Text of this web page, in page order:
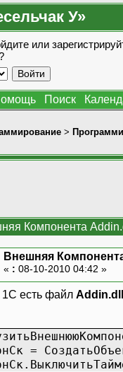
У»
или
Поиск
>
Компонента
Внешняя
« : 08-10-2010 04:42 »
1С есть файл Addin.dll
=